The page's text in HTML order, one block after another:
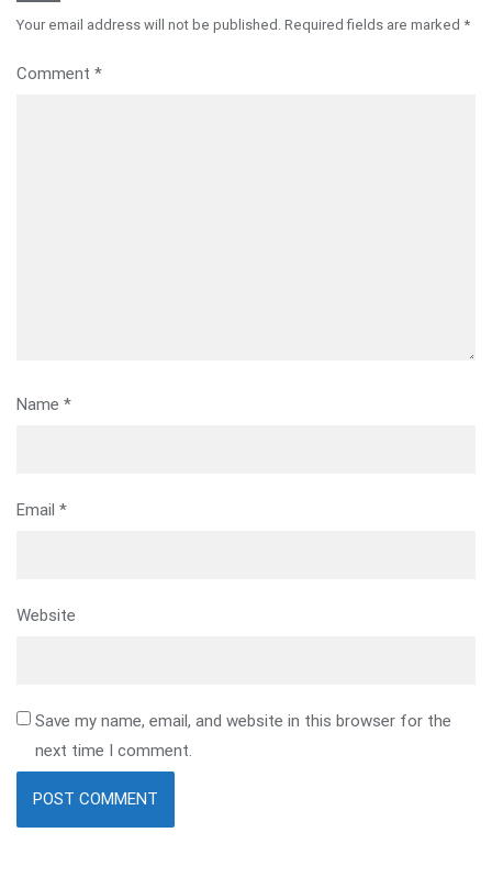
Your email address will not be published. Required fields are marked *
Comment *
Name *
Email *
Website
Save my name, email, and website in this browser for the
next time I comment.